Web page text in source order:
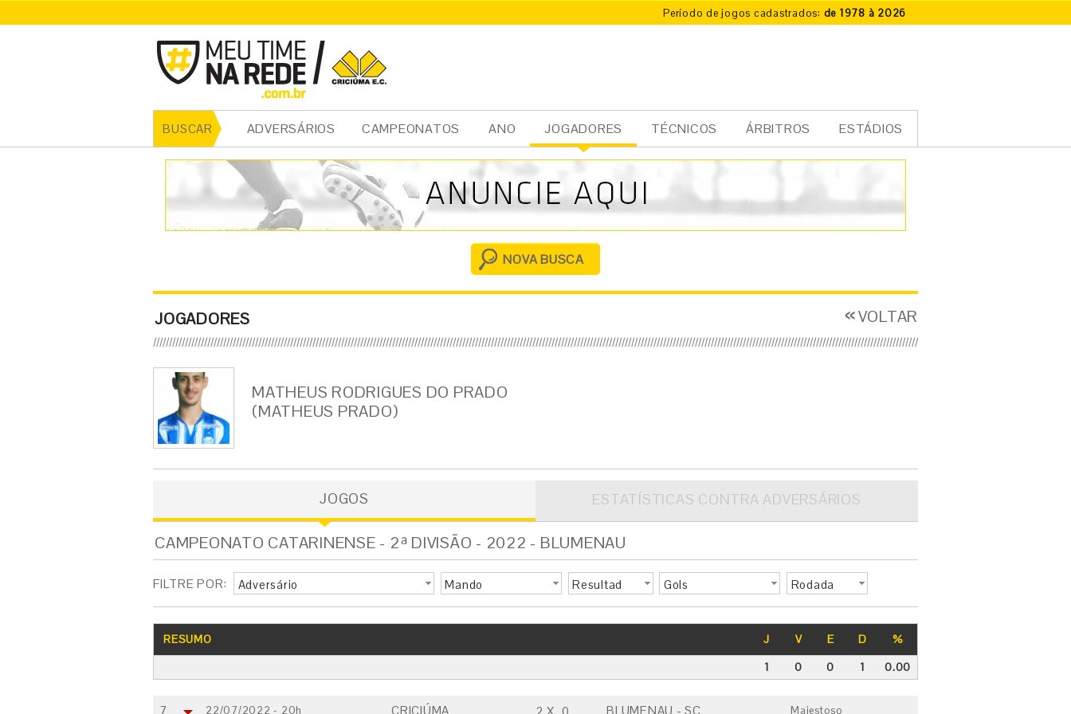
Período de jogos cadastrados: de 1978 à 2026
BUSCAR ADVERSÁRIOS CAMPEONATOS ANO JOGADORES TÉCNICOS ÁRBITROS ESTÁDIOS
cia
l
NOVA BUSCA
JOGADORES VOLTAR
MATHEUS RODRIGUES DO PRADO
(MATHEUS PRADO)
JOGOS ESTATÍSTICAS CONTRA ADVERSÁRIOS
CAMPEONATO CATARINENSE - 2ª DIVISÃO - 2022 - BLUMENAU
FILTRE POR: Adversário Mando
Resultad
Gols Rodada
RESUMO J V E D
%
1
0 0 1 0.00
7 22/07/2022 - 20h CRICIÚMA BLUMENAU - SC Majestoso